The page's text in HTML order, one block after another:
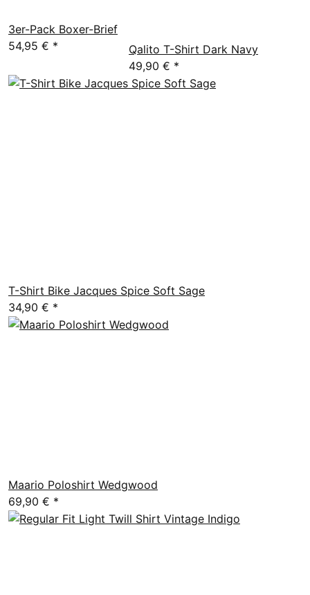
3er-Pack Boxer-Brief
54,95 € *
Qalito T-Shirt Dark Navy
49,90 € *
T-Shirt Bike Jacques Spice Soft Sage
34,90 € *
Maario Poloshirt Wedgwood
69,90 € *